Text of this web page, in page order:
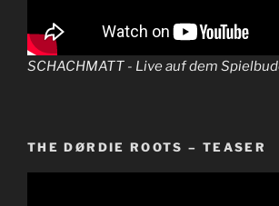
SCHACHMATT - Live auf dem
THE DØRDIE ROOTS – TEASER